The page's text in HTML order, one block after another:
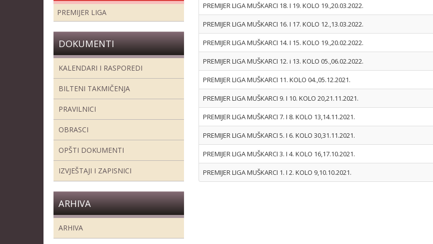
PREMIJER LIGA
DOKUMENTI
KALENDARI I RASPOREDI
BILTENI TAKMIČENJA
PRAVILNICI
OBRASCI
OPŠTI DOKUMENTI
IZVJEŠTAJI I ZAPISNICI
ARHIVA
ARHIVA
PREMIJER LIGA MUŠKARCI 18. I 19. KOLO 19.,20.03.2022.
PREMIJER LIGA MUŠKARCI 16. I 17. KOLO 12.,13.03.2022.
PREMIJER LIGA MUŠKARCI 14. I 15. KOLO 19.,20.02.2022.
PREMIJER LIGA MUŠKARCI 12. i 13. KOLO 05.,06.02.2022.
PREMIJER LIGA MUŠKARCI 11. KOLO 04.,05.12.2021.
PREMIJER LIGA MUŠKARCI 9. I 10. KOLO 20,21.11.2021.
PREMIJER LIGA MUŠKARCI 7. I 8. KOLO 13,14.11.2021.
PREMIJER LIGA MUŠKARCI 5. I 6. KOLO 30,31.11.2021.
PREMIJER LIGA MUŠKARCI 3. I 4. KOLO 16,17.10.2021.
PREMIJER LIGA MUŠKARCI 1. I 2. KOLO 9,10.10.2021.